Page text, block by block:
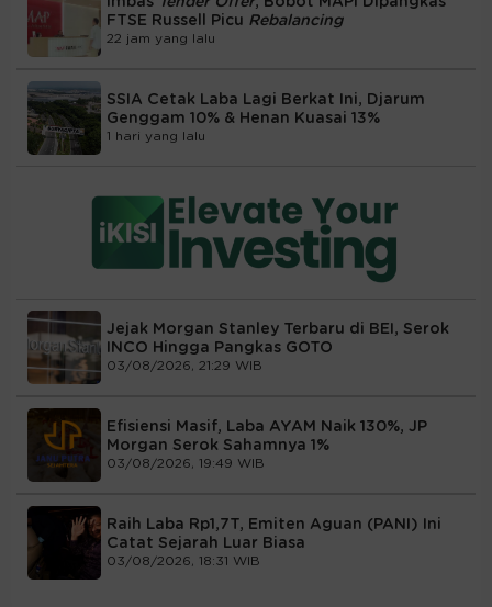
FTSE Russell Picu Rebalancing
22 jam yang lalu
SSIA Cetak Laba Lagi Berkat Ini, Djarum
Genggam 10% & Henan Kuasai 13%
1 hari yang lalu
Jejak Morgan Stanley Terbaru di BEI, Serok
INCO Hingga Pangkas GOTO
03/08/2026, 21:29 WIB
Efisiensi Masif, Laba AYAM Naik 130%, JP
Morgan Serok Sahamnya 1%
03/08/2026, 19:49 WIB
Raih Laba Rp1,7T, Emiten Aguan (PANI) Ini
Catat Sejarah Luar Biasa
03/08/2026, 18:31 WIB